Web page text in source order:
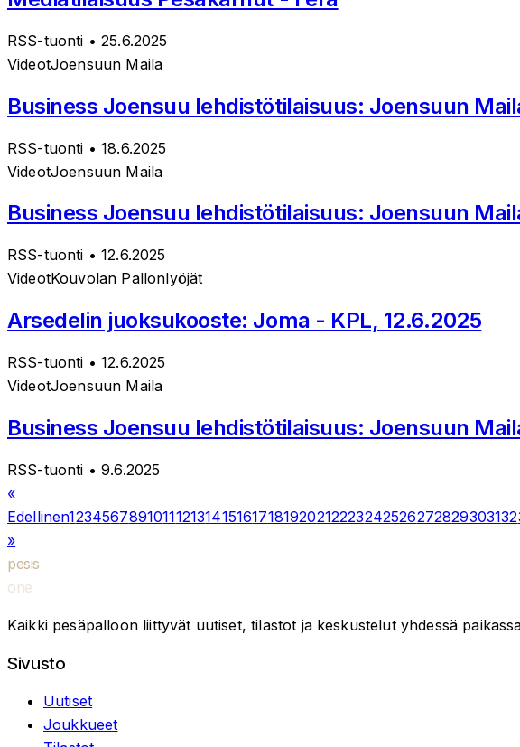
RSS-tuonti • 25.6.2025
VideotJoensuun Maila
Business Joensuu lehdistötilaisuus: Joensuun
RSS-tuonti • 18.6.2025
VideotJoensuun Maila
Business Joensuu lehdistötilaisuus: Joensuun
RSS-tuonti • 12.6.2025
VideotKouvolan Pallonlyöjät
Arsedelin juoksukooste: Joma - KPL, 12.6.2025
RSS-tuonti • 12.6.2025
VideotJoensuun Maila
Business Joensuu lehdistötilaisuus: Joensuun
RSS-tuonti • 9.6.2025
«
Edellinen1234567891011121314151617181920212223242526272829303132
»
pesis
one
Kaikki pesäpalloon liittyvät uutiset, tilastot ja keskustelut yhdessä
Sivusto
Uutiset
Joukkueet